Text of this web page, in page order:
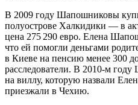
В 2009 году Шапошниковы
полуострове Халкидики — в
цена 275 290 евро. Елена
что ей помогли деньгами
в Киеве на пенсию менее 300
расследователи. В 2010-м
на виллу, которую назвали
приезжали в Чехию.